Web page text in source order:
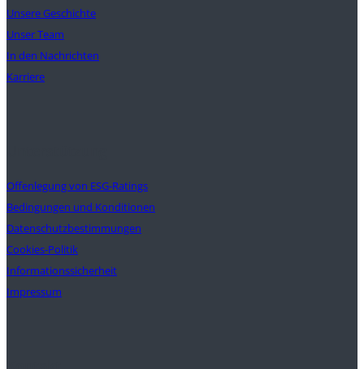
Unsere Geschichte
Unser Team
In den Nachrichten
Karriere
Offenlegung von ESG-Ratings
Bedingungen und Konditionen
Datenschutzbestimmungen
Cookies-Politik
Informationssicherheit
Impressum